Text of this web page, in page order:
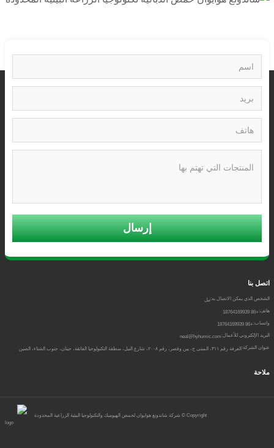
إرسال
اتصل بنا
الشخص الذي يمكن الاتصال به:نيل
هاتف:+86 18764169939
واتساب:+86 18764169939
البريد الإلكتروني للأعمال:neal@hyhumic.com
عنوان الشركة:الغرفة رقم ٣١١، المبنى ج، يين وقصر، رقم ٢٠٠٨، شارع النيل، منطقة التكنولوجيا الفائقة، جينان، جنوب الشتاء، الصين
ملاحة
Copyright © شركة شاندونغ هوايوان لحمض الهيوميك والتكنولوجيا البيئية الزراعية المحدودة